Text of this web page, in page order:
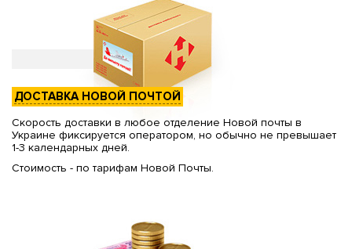
ДОСТАВКА НОВОЙ ПОЧТОЙ
Скорость доставки в любое отделение Новой почты в
Украине фиксируется оператором, но обычно не превышает
1-3 календарных дней.
Стоимость - по тарифам Новой Почты.